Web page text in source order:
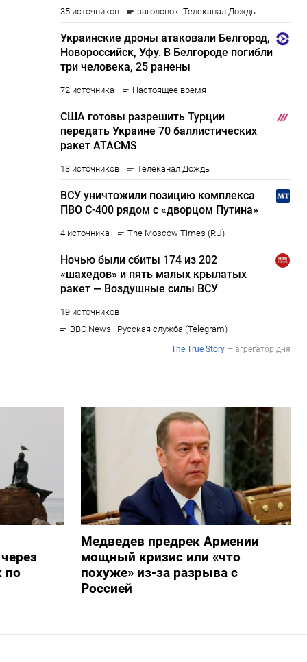
по
Медведев предрек Армении
мощный кризис или «что
похуже» из-за разрыва с
Россией